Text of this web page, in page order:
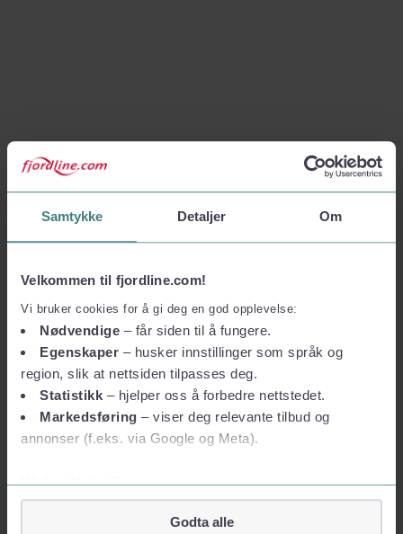
Samtykke Detaljer Om
Velkommen til fjordline.com!
Vi bruker cookies for å gi deg en god opplevelse:
Nødvendige – får siden til å fungere.
Egenskaper – husker innstillinger som språk og
region, slik at nettsiden tilpasses deg.
Statistikk – hjelper oss å forbedre nettstedet.
Markedsføring – viser deg relevante tilbud og
annonser (f.eks. via Google og Meta).
Vil du vite mer?
Om informasjonskapsler
Googles retningslinjer for personvern
Godta alle